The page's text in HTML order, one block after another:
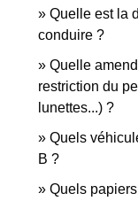
Quelle est la
conduire ?
Quelle
restriction du
lunettes...) ?
Quels
B ?
Quels